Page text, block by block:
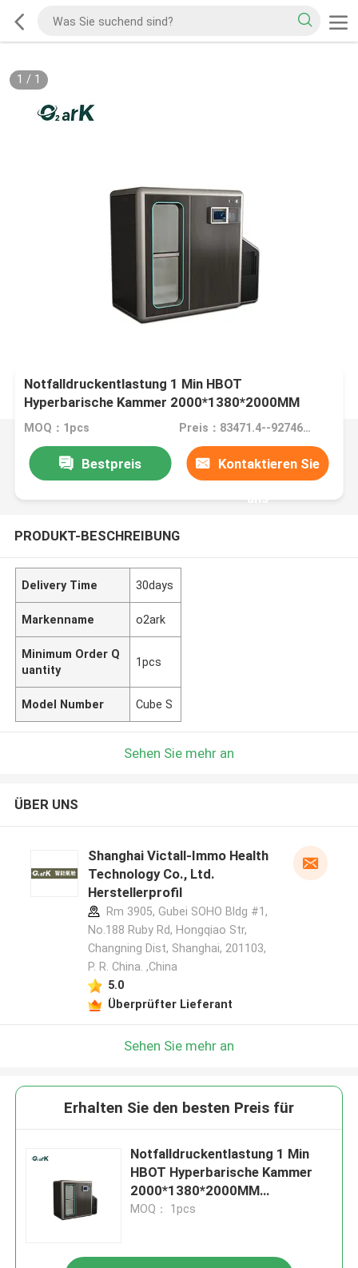
1 / 1
Notfalldruckentlastung 1 Min HBOT
Hyperbarische Kammer 2000*1380*2000MM
Gesundheitsversorgung
MOQ：1pcs Preis：83471.4--92746USD
Bestpreis Kontaktieren Sie
uns
PRODUKT-BESCHREIBUNG
Delivery Time 30days
Markenname o2ark
Minimum Order Q
uantity
1pcs
Model Number Cube S
Sehen Sie mehr an
ÜBER UNS
Shanghai Victall-Immo Health
Technology Co., Ltd.
Herstellerprofil
Rm 3905, Gubei SOHO Bldg #1,
No.188 Ruby Rd, Hongqiao Str,
Changning Dist, Shanghai, 201103,
P. R. China. ,China
5.0
Überprüfter Lieferant
Sehen Sie mehr an
Erhalten Sie den besten Preis für
Notfalldruckentlastung 1 Min
HBOT Hyperbarische Kammer
2000*1380*2000MM
Gesundheitsversorgung
MOQ： 1pcs